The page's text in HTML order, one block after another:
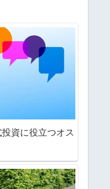
資に役立つオス